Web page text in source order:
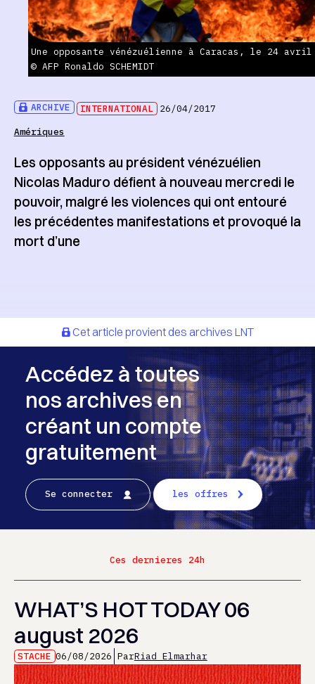
ARCHIVE INTERNATIONAL 26/04/2017
Amériques
Une opposante vénézuélienne à Caracas, le 24 avril
© AFP Ronaldo SCHEMIDT
Les opposants au président vénézuélien
Nicolas Maduro défient à nouveau mercredi le
pouvoir, malgré les violences qui ont entouré
les précédentes manifestations et provoqué la
mort d’une
Cet article provient des archives LNT
Accédez à toutes
nos archives en
créant un compte
gratuitement
Se connecter les offres
Ces dernieres 24h
WHAT’S HOT TODAY 06
august 2026
STACHE 06/08/2026 ParRiad Elmarhar